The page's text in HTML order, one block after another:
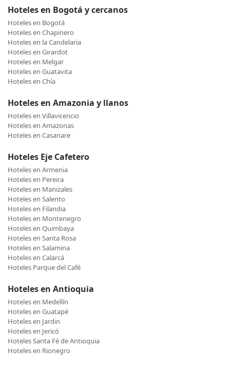
Hoteles en Bogotá y cercanos
Hoteles en Bogotá
Hoteles en Chapinero
Hoteles en la Candelaria
Hoteles en Girardot
Hoteles en Melgar
Hoteles en Guatavita
Hoteles en Chía
Hoteles en Amazonia y llanos
Hoteles en Villavicencio
Hoteles en Amazonas
Hoteles en Casanare
Hoteles Eje Cafetero
Hoteles en Armenia
Hoteles en Pereira
Hoteles en Manizales
Hoteles en Salento
Hoteles en Filandia
Hoteles en Montenegro
Hoteles en Quimbaya
Hoteles en Santa Rosa
Hoteles en Salamina
Hoteles en Calarcá
Hoteles Parque del Café
Hoteles en Antioquia
Hoteles en Medellín
Hoteles en Guatapé
Hoteles en Jardin
Hoteles en Jericó
Hoteles Santa Fé de Antioquia
Hoteles en Rionegro